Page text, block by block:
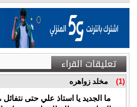
تعليقات القراء
(1)
مخلد زواهره
ما الجديد يا استاذ علي حتى